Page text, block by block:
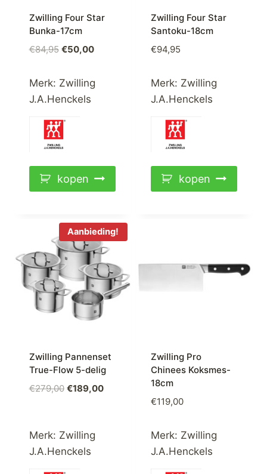
Zwilling Four Star
Bunka-17cm
€84,95 Oorspronkelijke
was:
€84,95.
€50,00Huidige
€50,00.
Merk: Zwilling
J.A.Henckels
kopen
Zwilling Four Star
Santoku-18cm
€94,95
Merk: Zwilling
J.A.Henckels
kopen
Aanbieding!
Zwilling Pannenset
True-Flow 5-delig
€279,00 Oorspronkelijke
€279,00.
€189,00Huidige
Merk: Zwilling
J.A.Henckels
Zwilling Pro
Chinees Koksmes-
18cm
€119,00
Merk: Zwilling
J.A.Henckels